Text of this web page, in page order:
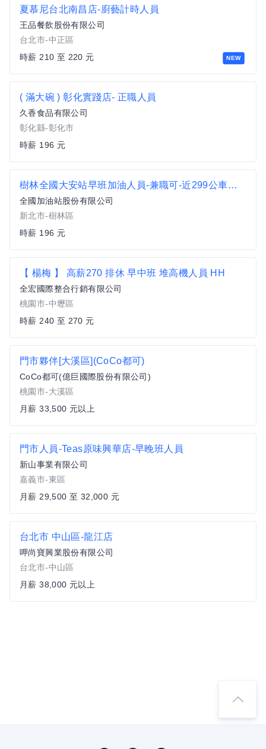
NEW
夏慕尼台北南昌店-廚藝計時人員
王品餐飲股份有限公司
台北市-中正區
時薪 210 至 220 元
( 滿大碗 ) 彰化實踐店- 正職人員
久香食品有限公司
彰化縣-彰化市
時薪 196 元
樹林全國大安站早班加油人員-兼職可-近299公車站牌
全國加油站股份有限公司
新北市-樹林區
時薪 196 元
【 楊梅 】 高薪270 排休 早中班 堆高機人員 HH
全宏國際整合行銷有限公司
桃園市-中壢區
時薪 240 至 270 元
門市夥伴[大溪區](CoCo都可)
CoCo都可(億巨國際股份有限公司)
桃園市-大溪區
月薪 33,500 元以上
門市人員-Teas原味興華店-早晚班人員
新山事業有限公司
嘉義市-東區
月薪 29,500 至 32,000 元
台北市 中山區-龍江店
呷尚寶興業股份有限公司
台北市-中山區
月薪 38,000 元以上